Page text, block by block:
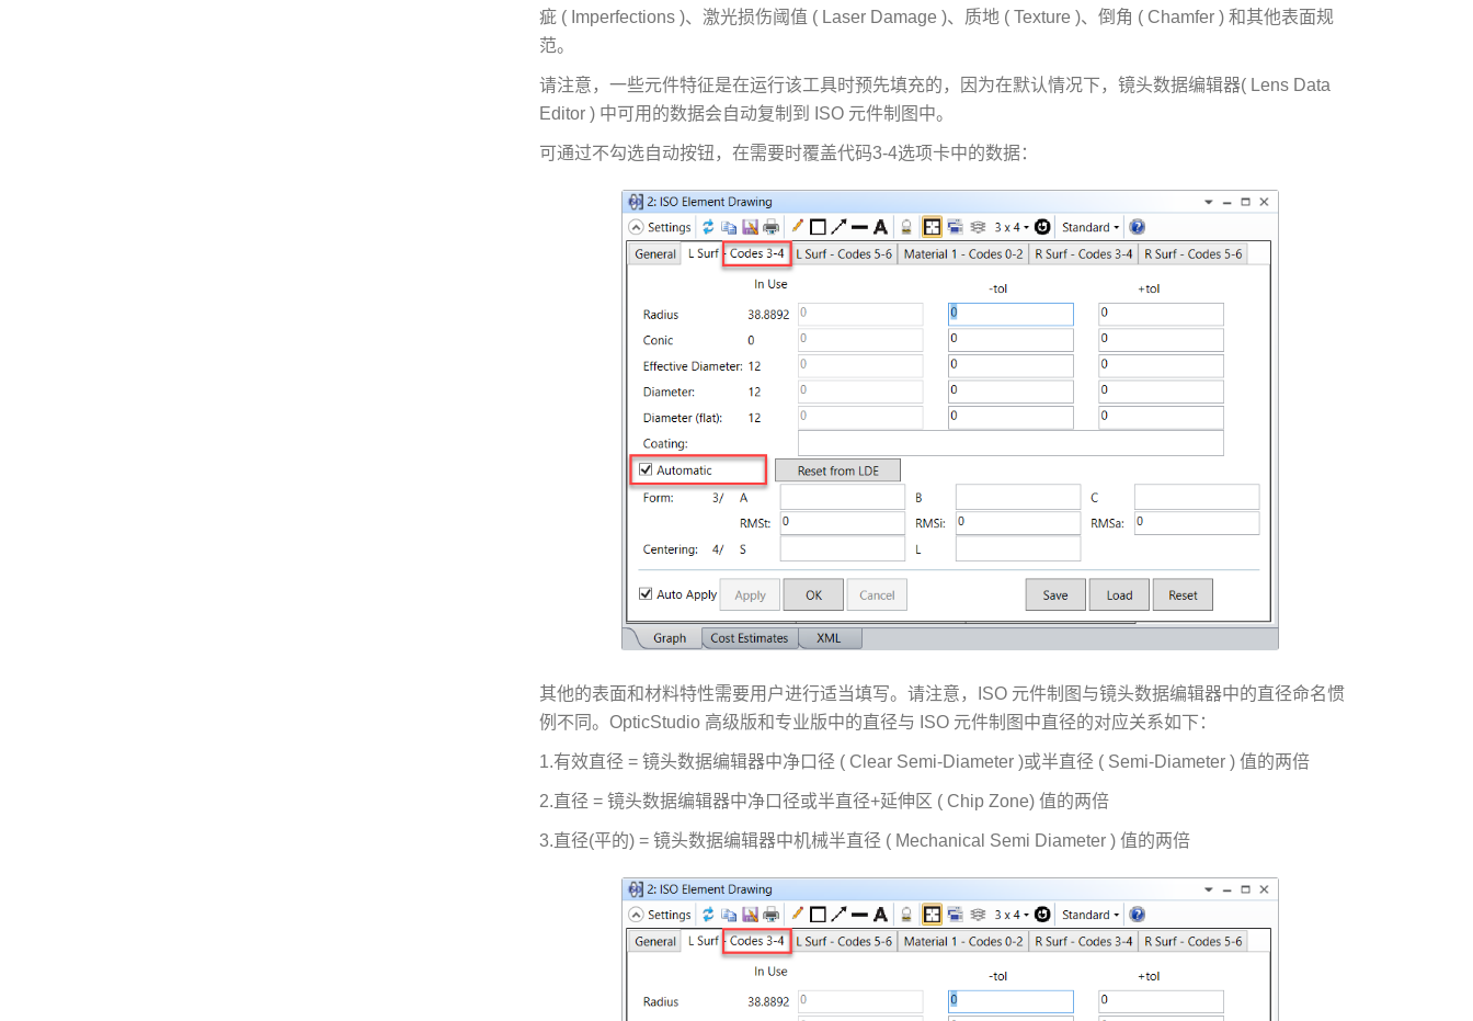
疵 ( Imperfections )、激光损伤阈值 ( Laser Damage )、质地 ( Texture )、倒角 ( Chamfer ) 和其他表面规
范。
请注意，一些元件特征是在运行该工具时预先填充的，因为在默认情况下，镜头数据编辑器( Lens Data
Editor ) 中可用的数据会自动复制到 ISO 元件制图中。
可通过不勾选自动按钮，在需要时覆盖代码3-4选项卡中的数据：
其他的表面和材料特性需要用户进行适当填写。请注意，ISO 元件制图与镜头数据编辑器中的直径命名惯
例不同。OpticStudio 高级版和专业版中的直径与 ISO 元件制图中直径的对应关系如下：
1.有效直径 = 镜头数据编辑器中净口径 ( Clear Semi-Diameter )或半直径 ( Semi-Diameter ) 值的两倍
2.直径 = 镜头数据编辑器中净口径或半直径+延伸区 ( Chip Zone) 值的两倍
3.直径(平的) = 镜头数据编辑器中机械半直径 ( Mechanical Semi Diameter ) 值的两倍